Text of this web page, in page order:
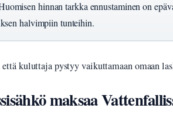
hinnan tarkka ennustaminen on
halvimpiin tunteihin.
kuluttaja pystyy vaikuttamaan omaan
maksaa